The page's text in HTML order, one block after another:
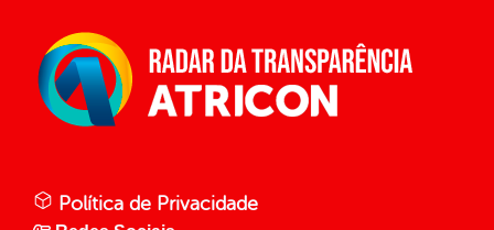
Política de Privacidade